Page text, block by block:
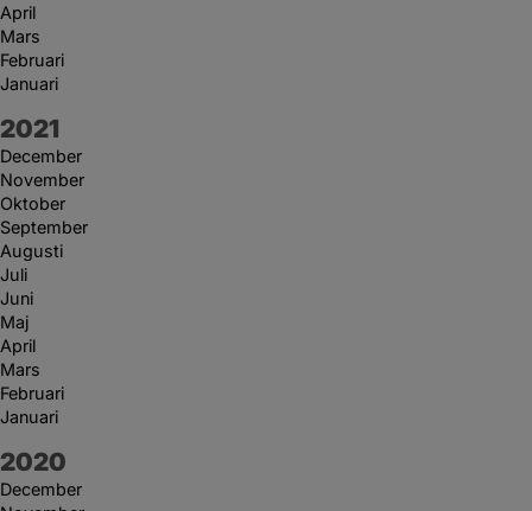
April
Mars
Februari
Januari
År:
2021
December
November
Oktober
September
Augusti
Juli
Juni
Maj
April
Mars
Februari
Januari
År:
2020
December